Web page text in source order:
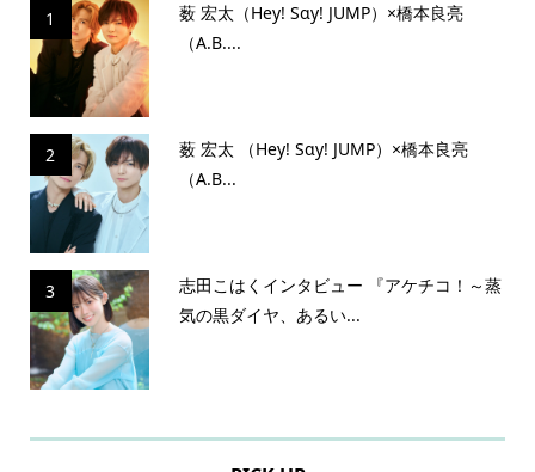
1
薮 宏太（Hey! Sɑy! JUMP）×橋本良亮
（A.B....
2
薮 宏太 （Hey! Sɑy! JUMP）×橋本良亮
（A.B...
3
志田こはくインタビュー 『アケチコ！～蒸
気の黒ダイヤ、あるい...